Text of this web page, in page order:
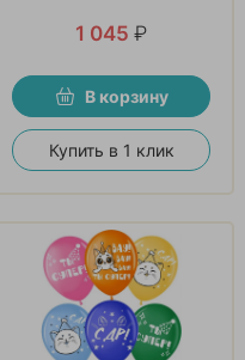
1 045 ₽
В корзину
Купить в 1 клик